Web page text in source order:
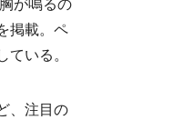
掲載。ペ
いる。
、注目の